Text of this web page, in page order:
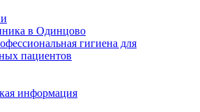
в Одинцово
гигиена для
пациентов
информация